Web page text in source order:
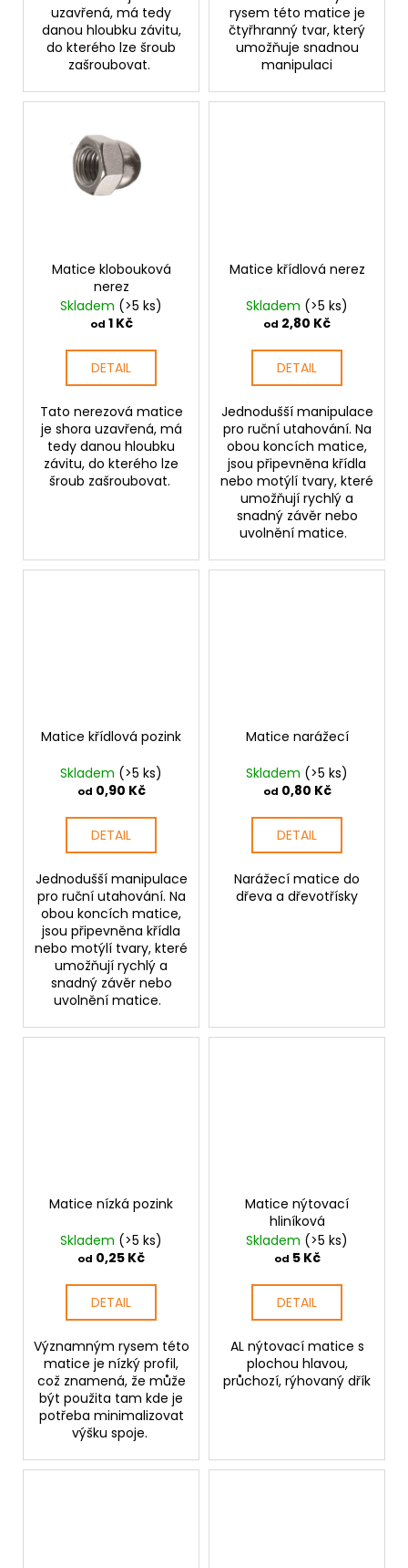
uzavřená, má tedy
danou hloubku závitu,
do kterého lze šroub
zašroubovat.
rysem této matice je
čtyřhranný tvar, který
umožňuje snadnou
manipulaci
Matice klobouková
nerez
Skladem (>5 ks)
od 1 Kč
DETAIL
Tato nerezová matice
je shora uzavřená, má
tedy danou hloubku
závitu, do kterého lze
šroub zašroubovat.
Matice křídlová nerez
Skladem (>5 ks)
od 2,80 Kč
DETAIL
Jednodušší manipulace
pro ruční utahování. Na
obou koncích matice,
jsou připevněna křídla
nebo motýlí tvary, které
umožňují rychlý a
snadný závěr nebo
uvolnění matice.
Matice křídlová pozink
Skladem (>5 ks)
od 0,90 Kč
DETAIL
Jednodušší manipulace
pro ruční utahování. Na
obou koncích matice,
jsou připevněna křídla
nebo motýlí tvary, které
umožňují rychlý a
snadný závěr nebo
uvolnění matice.
Matice narážecí
Skladem (>5 ks)
od 0,80 Kč
DETAIL
Narážecí matice do
dřeva a dřevotřísky
Matice nízká pozink
Skladem (>5 ks)
od 0,25 Kč
DETAIL
Významným rysem této
matice je nízký profil,
což znamená, že může
být použita tam kde je
potřeba minimalizovat
výšku spoje.
Matice nýtovací
hliníková
Skladem (>5 ks)
od 5 Kč
DETAIL
AL nýtovací matice s
plochou hlavou,
průchozí, rýhovaný dřík